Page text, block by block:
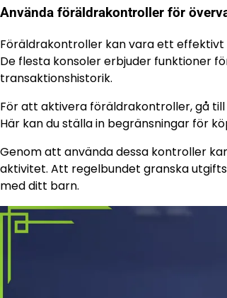
Använda föräldrakontroller för
Föräldrakontroller kan vara ett effektivt
De flesta konsoler erbjuder funktioner
transaktionshistorik.
För att aktivera föräldrakontroller, gå
Här kan du ställa in begränsningar för
Genom att använda dessa kontroller
aktivitet. Att regelbundet granska
med ditt barn.